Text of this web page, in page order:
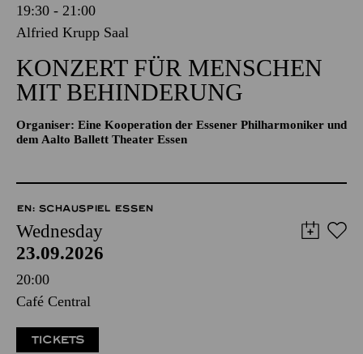
19:30 - 21:00
Alfried Krupp Saal
KONZERT FÜR MENSCHEN
MIT BEHINDERUNG
Organiser: Eine Kooperation der Essener Philharmoniker und
dem Aalto Ballett Theater Essen
EN: SCHAUSPIEL ESSEN
Wednesday
23.09.2026
20:00
Café Central
TICKETS